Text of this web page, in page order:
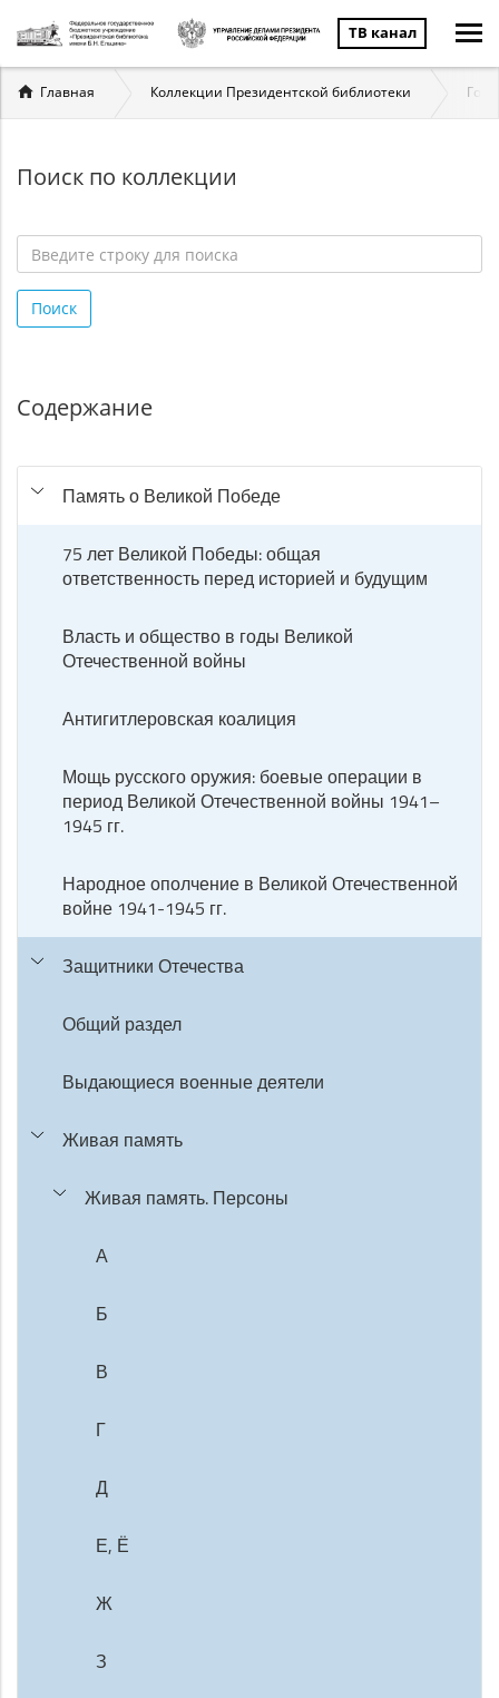
ТВ канал
Вы
здесь
Главная Коллекции Президентской библиотеки
Поиск по коллекции
строку
для
Поиск
Содержание
Память о Великой Победе
75 лет Великой Победы: общая
ответственность перед историей и будущим
Власть и общество в годы Великой
Отечественной войны
Антигитлеровская коалиция
Мощь русского оружия: боевые операции в
период Великой Отечественной войны 1941–
1945 гг.
Народное ополчение в Великой Отечественной
войне 1941-1945 гг.
Защитники Отечества
Общий раздел
Выдающиеся военные деятели
Живая память
Живая память. Персоны
А
Б
В
Г
Д
Е, Ё
Ж
З